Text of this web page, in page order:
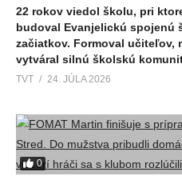
22 rokov viedol školu, pri
budoval Evanjelickú spojenú
začiatkov. Formoval učiteľov,
vytváral silnú školskú
TVT 24. JÚLA 2026
0